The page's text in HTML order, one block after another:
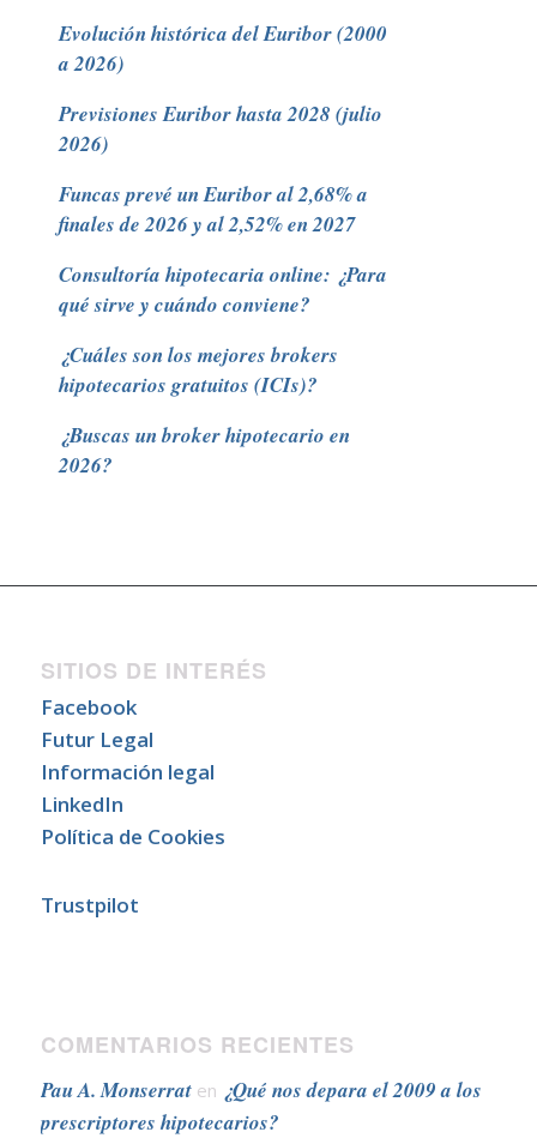
Evolución histórica del Euribor (2000
a 2026)
Previsiones Euribor hasta 2028 (julio
2026)
Funcas prevé un Euribor al 2,68% a
finales de 2026 y al 2,52% en 2027
Consultoría hipotecaria online: ¿Para
qué sirve y cuándo conviene?
¿Cuáles son los mejores brokers
hipotecarios gratuitos (ICIs)?
¿Buscas un broker hipotecario en
2026?
SITIOS DE INTERÉS
Facebook
Futur Legal
Información legal
LinkedIn
Política de Cookies
Trustpilot
COMENTARIOS RECIENTES
Pau A. Monserraten ¿Qué nos depara el 2009 a los
prescriptores hipotecarios?